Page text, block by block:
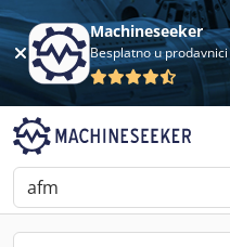
Machineseeker
Besplatno u prodavnici